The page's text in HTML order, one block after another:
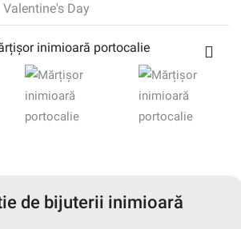
Valentine's Day
de bijuterii inimioară